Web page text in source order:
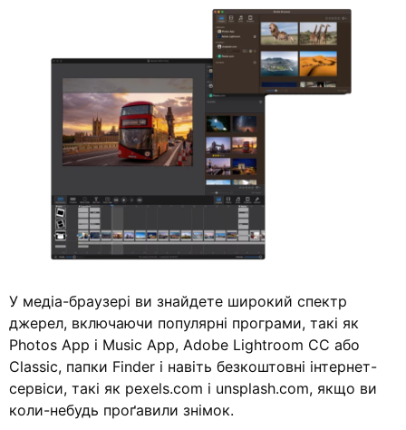
У медіа-браузері ви знайдете широкий спектр
джерел, включаючи популярні програми, такі як
Photos App і Music App, Adobe Lightroom CC або
Classic, папки Finder і навіть безкоштовні інтернет-
сервіси, такі як pexels.com і unsplash.com, якщо ви
коли-небудь проґавили знімок.